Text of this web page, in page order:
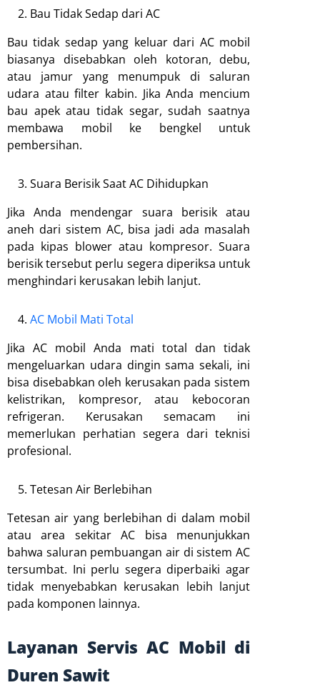
Bau Tidak Sedap dari AC
Bau tidak sedap yang keluar dari AC mobil
biasanya disebabkan oleh kotoran, debu,
atau jamur yang menumpuk di saluran
udara atau filter kabin. Jika Anda mencium
bau apek atau tidak segar, sudah saatnya
membawa mobil ke bengkel untuk
pembersihan.
Suara Berisik Saat AC Dihidupkan
Jika Anda mendengar suara berisik atau
aneh dari sistem AC, bisa jadi ada masalah
pada kipas blower atau kompresor. Suara
berisik tersebut perlu segera diperiksa untuk
menghindari kerusakan lebih lanjut.
AC Mobil Mati Total
Jika AC mobil Anda mati total dan tidak
mengeluarkan udara dingin sama sekali, ini
bisa disebabkan oleh kerusakan pada sistem
kelistrikan, kompresor, atau kebocoran
refrigeran. Kerusakan semacam ini
memerlukan perhatian segera dari teknisi
profesional.
Tetesan Air Berlebihan
Tetesan air yang berlebihan di dalam mobil
atau area sekitar AC bisa menunjukkan
bahwa saluran pembuangan air di sistem AC
tersumbat. Ini perlu segera diperbaiki agar
tidak menyebabkan kerusakan lebih lanjut
pada komponen lainnya.
Layanan Servis AC Mobil di
Duren Sawit